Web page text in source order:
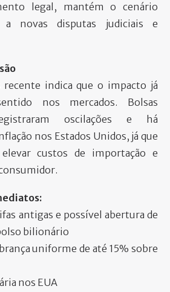
legal, mantém o cenário
novas disputas judiciais e
recente indica que o impacto já
nos mercados. Bolsas
oscilações e há
nos Estados Unidos, já que
custos de importação e
antigas e possível abertura de
bilionário
uniforme de até 15% sobre
nos EUA